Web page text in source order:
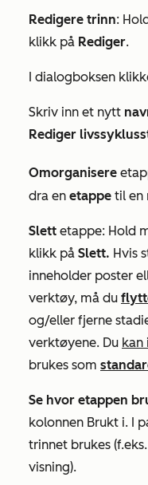
Redigere trinn:
klikk på Rediger.
I dialogboksen
Skriv inn et nytt
Rediger
Omorganisere
dra en etappe til en
Slett etappe: Hold
klikk på Slett. Hvis
inneholder poster
verktøy, må du
og/eller fjerne
verktøyene. Du kan
brukes som
Se hvor etappen
kolonnen Brukt i. I
trinnet brukes
visning).